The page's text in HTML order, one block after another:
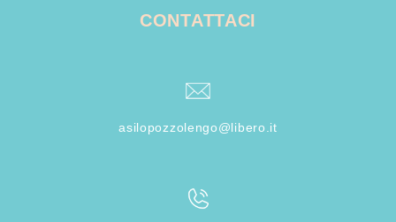
CONTATTACI
asilopozzolengo@libero.it